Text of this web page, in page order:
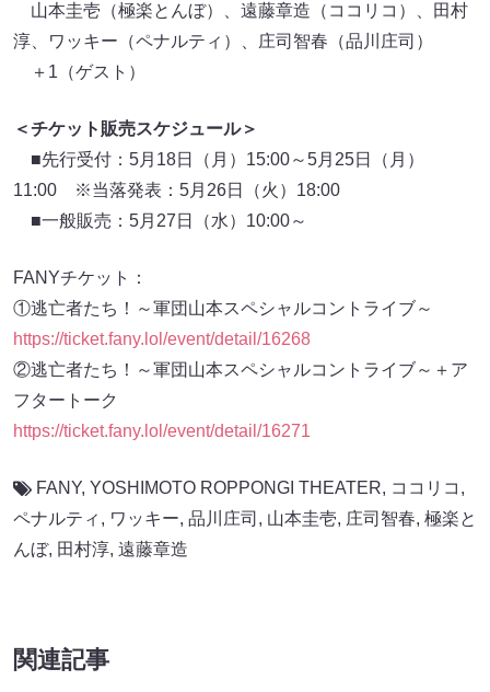
山本圭壱（極楽とんぼ）、遠藤章造（ココリコ）、田村
淳、ワッキー（ペナルティ）、庄司智春（品川庄司）
＋1（ゲスト）
＜チケット販売スケジュール＞
■先行受付：5月18日（月）15:00～5月25日（月）
11:00 ※当落発表：5月26日（火）18:00
■一般販売：5月27日（水）10:00～
FANYチケット：
①逃亡者たち！～軍団山本スペシャルコントライブ～
https://ticket.fany.lol/event/detail/16268
②逃亡者たち！～軍団山本スペシャルコントライブ～＋ア
フタートーク
https://ticket.fany.lol/event/detail/16271
FANY, YOSHIMOTO ROPPONGI THEATER, ココリコ ,
ペナルティ , ワッキー, 品川庄司 , 山本圭壱, 庄司智春, 極楽と
んぼ, 田村淳, 遠藤章造
関連記事